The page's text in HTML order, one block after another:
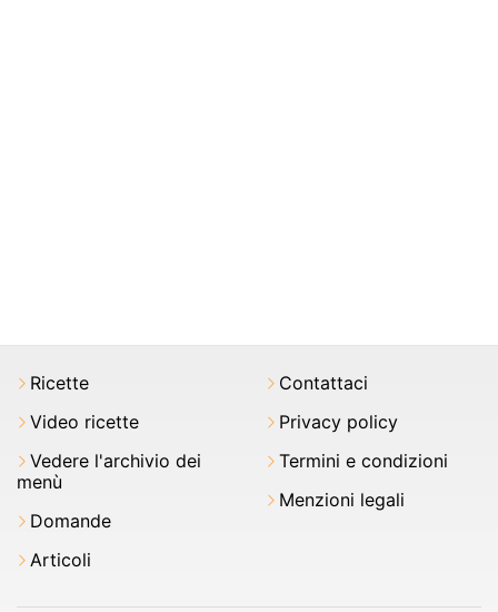
Ricette
Video ricette
Vedere l'archivio dei
menù
Domande
Articoli
Contattaci
Privacy policy
Termini e condizioni
Menzioni legali